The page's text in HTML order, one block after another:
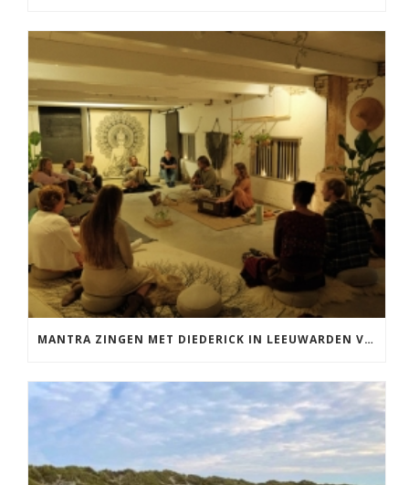
MANTRA ZINGEN MET DIEDERICK IN LEEUWARDEN VRIJDAG 12 JUNI KIRTAN